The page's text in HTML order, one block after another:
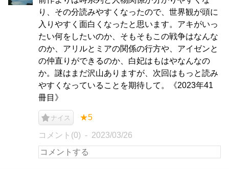
り、その分読みやすくなったので、世界観が頭に
入りやすく面白くなったと思います。アキがいっ
たい何をしたいのか、そもそもこの戦争はなんな
のか、アリルとミアの関係の行方や、アイゼンと
の仲直りができるのか、白妃はもはやなんなの
か。謎はまだ沢山ありますが、次回はもっと読み
やすくなっていることを期待して。《2023年41
冊目》
ナイス ★5
コメント(0) 2023/03/26